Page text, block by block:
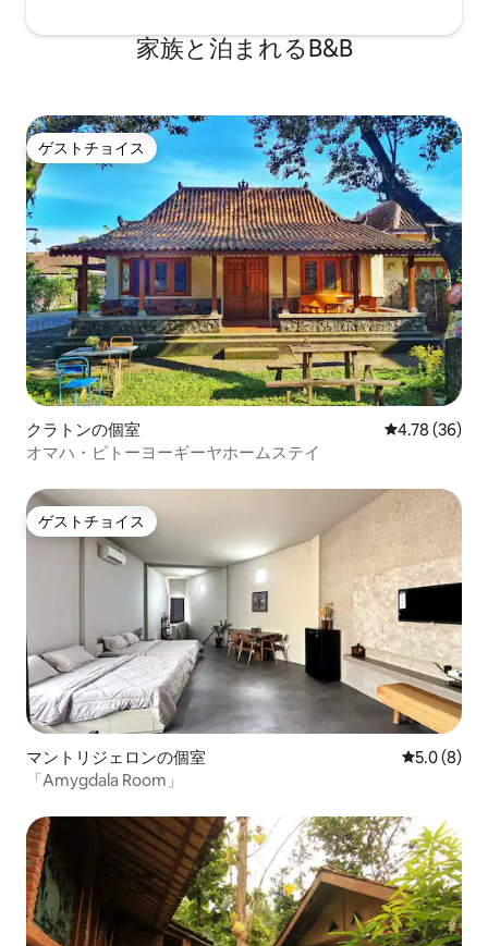
家族と泊まれるB&B
ゲストチョイス
ゲストチョイス
クラトンの個室 レビュー36
4.78 (36)
オマハ・ピトーヨーギーヤホームステイ
ゲストチョイス
ゲストチョイス
マントリジェロンの個室 レビュー8
5.0 (8)
「Amygdala Room」